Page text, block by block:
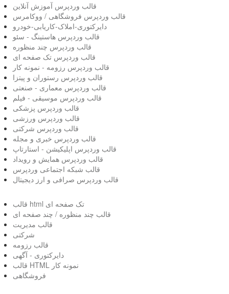
قالب وردپرس آموزش آنلاین
قالب وردپرس فروشگاهی / ووکامرس
دایرکتوری-املاک-کاریابی-خودرو
قالب وردپرس هاستینگ - سئو
قالب وردپرس چند منظوره
قالب وردپرس تک صفحه ای
قالب وردپرس رزومه - نمونه کار
قالب وردپرس رستوران و پیتزا
قالب وردپرس معماری - صنعتی
قالب وردپرس موسیقی - فیلم
قالب وردپرس پزشکی
قالب وردپرس ورزشی
قالب وردپرس شرکتی
قالب وردپرس خبری و مجله
قالب وردپرس اپلیکیشن - استارتاپ
قالب وردپرس همایش و رویداد
قالب شبکه اجتماعی وردپرس
قالب وردپرس صرافی و ارز دیجیتال
قالب html تک صفحه ای
قالب چند منظوره / چند صفحه ای
قالب مدیریت
شرکتی
قالب رزومه
دایرکتوری - آگهی
قالب HTML نمونه کار
فروشگاهی